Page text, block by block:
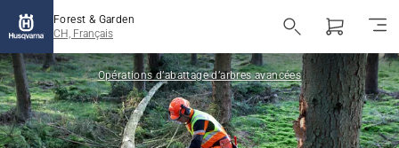
Forest & Garden
CH, Français
Opérations d’abattage d’arbres avancées